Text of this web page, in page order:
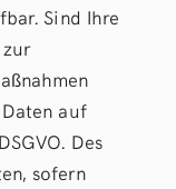
Sind Ihre
auf
Des
sofern